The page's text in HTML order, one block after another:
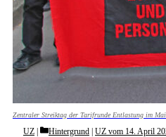
Zentraler Streiktag der Tarifrunde Entlastung im
UZ Categories
Hintergrund | UZ vom 14. April